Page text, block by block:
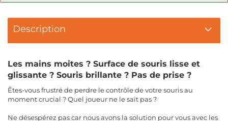
Description
Les mains moites ? Surface de souris lisse et
glissante ? Souris brillante ? Pas de prise ?
Êtes-vous frustré de perdre le contrôle de votre souris au
moment crucial ? Quel joueur ne le sait pas ?
Ne désespérez pas car nous avons la solution pour vous avec les